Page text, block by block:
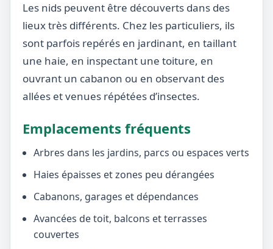
Les nids peuvent être découverts dans des
lieux très différents. Chez les particuliers, ils
sont parfois repérés en jardinant, en taillant
une haie, en inspectant une toiture, en
ouvrant un cabanon ou en observant des
allées et venues répétées d’insectes.
Emplacements fréquents
Arbres dans les jardins, parcs ou espaces verts
Haies épaisses et zones peu dérangées
Cabanons, garages et dépendances
Avancées de toit, balcons et terrasses
couvertes